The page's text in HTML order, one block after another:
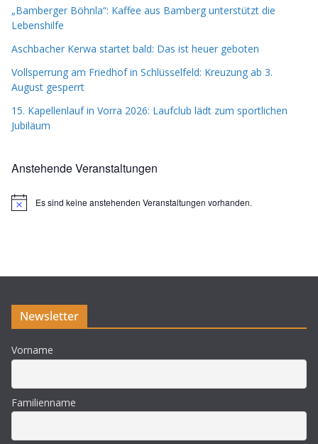
„Bamberger Böhnla“: Kaffee aus Bamberg unterstützt die
Lebenshilfe
Aschbacher Kerwa startet bald: Das ist heuer geboten
Vollsperrung am Friedhof in Schlüsselfeld: Kreuzung ab 3.
August gesperrt
15. Kapellenlauf in Vorra 2026: Laufclub lädt zum sportlichen
Jubiläum
Anstehende Veranstaltungen
H
s
Es sind keine anstehenden Veranstaltungen vorhanden.
Newsletter
Vorname
Familienname